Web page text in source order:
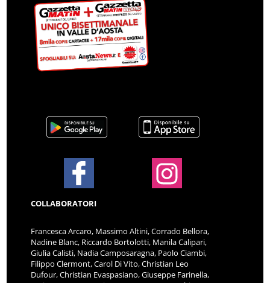
COLLABORATORI
Francesca Arcaro, Massimo Altini, Corrado Bellora,
Nadine Blanc, Riccardo Bortolotti, Manila Calipari,
Giulia Calisti, Nadia Camposaragna, Paolo Ciambi,
Filippo Clermont, Carol Di Vito, Christian Leo
Dufour, Christian Evaspasiano, Giuseppe Farinella,